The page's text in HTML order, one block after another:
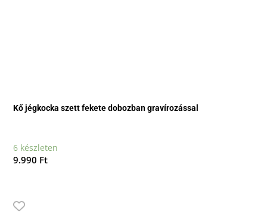
Kő jégkocka szett fekete dobozban gravírozással
6 készleten
9.990 Ft